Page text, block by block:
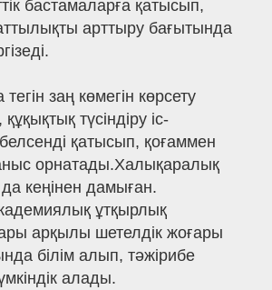
бастамаларға қатысып,
арттыру бағытында
заң көмегін көрсету
түсіндіру іс-
қатысып, қоғаммен
орнатады.Халықаралық
кеңінен дамыған.
ұтқырлық
арқылы шетелдік жоғары
білім алып, тәжірибе
алады.